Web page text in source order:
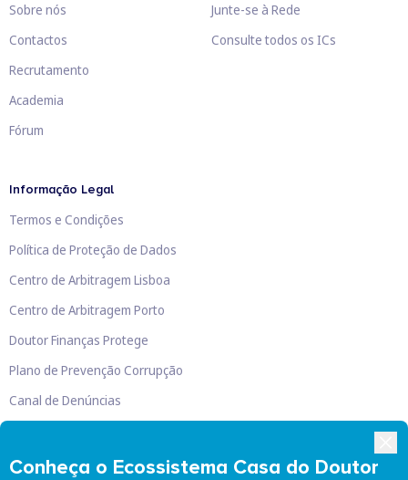
Conheça o Ecossistema Casa do Doutor
Sobre nós
Contactos
Recrutamento
Academia
Fórum
Junte-se à Rede
Consulte todos os ICs
Informação Legal
Termos e Condições
Política de Proteção de Dados
Centro de Arbitragem Lisboa
Centro de Arbitragem Porto
Doutor Finanças Protege
Plano de Prevenção Corrupção
Canal de Denúncias